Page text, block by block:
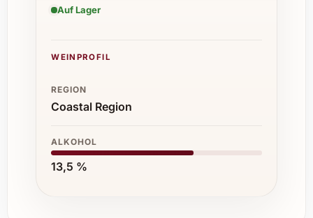
Auf Lager
WEINPROFIL
REGION
Coastal Region
ALKOHOL
13,5 %